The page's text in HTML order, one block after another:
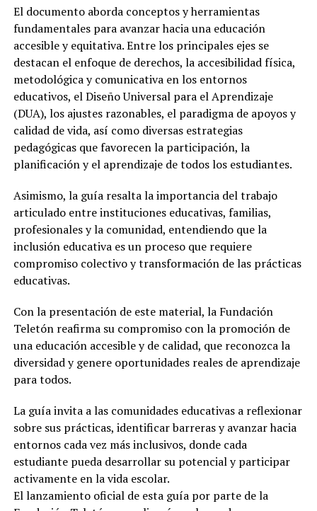
El documento aborda conceptos y herramientas
fundamentales para avanzar hacia una educación
accesible y equitativa. Entre los principales ejes se
destacan el enfoque de derechos, la accesibilidad física,
metodológica y comunicativa en los entornos
educativos, el Diseño Universal para el Aprendizaje
(DUA), los ajustes razonables, el paradigma de apoyos y
calidad de vida, así como diversas estrategias
pedagógicas que favorecen la participación, la
planificación y el aprendizaje de todos los estudiantes.
Asimismo, la guía resalta la importancia del trabajo
articulado entre instituciones educativas, familias,
profesionales y la comunidad, entendiendo que la
inclusión educativa es un proceso que requiere
compromiso colectivo y transformación de las prácticas
educativas.
Con la presentación de este material, la Fundación
Teletón reafirma su compromiso con la promoción de
una educación accesible y de calidad, que reconozca la
diversidad y genere oportunidades reales de aprendizaje
para todos.
La guía invita a las comunidades educativas a reflexionar
sobre sus prácticas, identificar barreras y avanzar hacia
entornos cada vez más inclusivos, donde cada
estudiante pueda desarrollar su potencial y participar
activamente en la vida escolar.
El lanzamiento oficial de esta guía por parte de la